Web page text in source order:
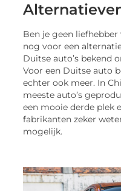
Ben je geen liefhebber
nog voor een
Duitse auto’s bekend
Voor een Duitse auto
echter ook meer. In
meeste auto’s
een mooie derde plek
fabrikanten zeker
mogelijk.